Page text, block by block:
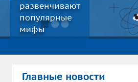
развенчивают
популярные
мифы
Главные новости